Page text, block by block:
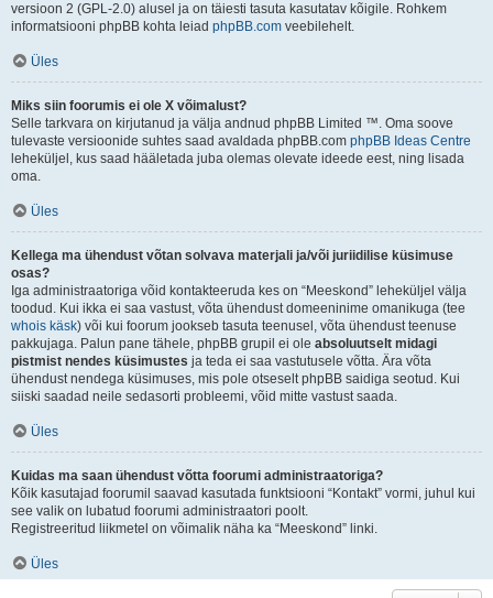
versioon 2 (GPL-2.0) alusel ja on täiesti tasuta kasutatav kõigile. Rohkem
informatsiooni phpBB kohta leiad phpBB.com veebilehelt.
Üles
Miks siin foorumis ei ole X võimalust?
Selle tarkvara on kirjutanud ja välja andnud phpBB Limited ™. Oma soove
tulevaste versioonide suhtes saad avaldada phpBB.com phpBB Ideas Centre
leheküljel, kus saad hääletada juba olemas olevate ideede eest, ning lisada
oma.
Üles
Kellega ma ühendust võtan solvava materjali ja/või juriidilise küsimuse
osas?
Iga administraatoriga võid kontakteeruda kes on “Meeskond” leheküljel välja
toodud. Kui ikka ei saa vastust, võta ühendust domeeninime omanikuga (tee
whois käsk) või kui foorum jookseb tasuta teenusel, võta ühendust teenuse
pakkujaga. Palun pane tähele, phpBB grupil ei ole absoluutselt midagi
pistmist nendes küsimustes ja teda ei saa vastutusele võtta. Ära võta
ühendust nendega küsimuses, mis pole otseselt phpBB saidiga seotud. Kui
siiski saadad neile sedasorti probleemi, võid mitte vastust saada.
Üles
Kuidas ma saan ühendust võtta foorumi administraatoriga?
Kõik kasutajad foorumil saavad kasutada funktsiooni “Kontakt” vormi, juhul kui
see valik on lubatud foorumi administraatori poolt.
Registreeritud liikmetel on võimalik näha ka “Meeskond” linki.
Üles